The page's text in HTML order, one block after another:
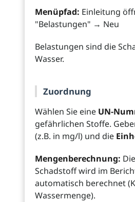
Menüpfad: Einleitung
"Belastungen" → Neu
Belastungen sind die
Wasser.
Zuordnung
Wählen Sie eine UN-
gefährlichen Stoffe.
(z.B. in mg/l) und die
Mengenberechnung:
Schadstoff wird im
automatisch berechnet
Wassermenge).